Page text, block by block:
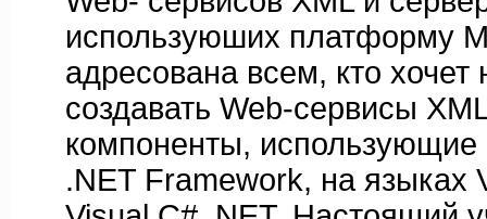
используюших платформу
адресована всем, кто хочет
создавать Web-сервисы
компоненты, использующие
.NET Framework, на языках